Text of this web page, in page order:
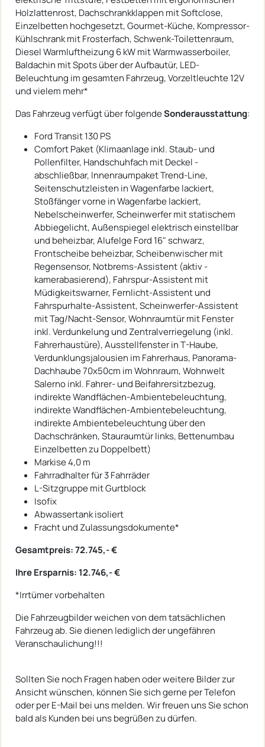
Holzlattenrost, Dachschrankklappen mit Softclose,
Einzelbetten hochgesetzt, Gourmet-Küche, Kompressor-
Kühlschrank mit Frosterfach, Schwenk-Toilettenraum,
Diesel Warmluftheizung 6 kW mit Warmwasserboiler,
Baldachin mit Spots über der Aufbautür, LED-
Beleuchtung im gesamten Fahrzeug, Vorzeltleuchte 12V
und vielem mehr*
Das Fahrzeug verfügt über folgendeSonderausstattung:
Ford Transit 130 PS
Comfort Paket (Klimaanlage inkl. Staub- und
Pollenfilter, Handschuhfach mit Deckel -
abschließbar, Innenraumpaket Trend-Line,
Seitenschutzleisten in Wagenfarbe lackiert,
Stoßfänger vorne in Wagenfarbe lackiert,
Nebelscheinwerfer, Scheinwerfer mit statischem
Abbiegelicht, Außenspiegel elektrisch einstellbar
und beheizbar, Alufelge Ford 16" schwarz,
Frontscheibe beheizbar, Scheibenwischer mit
Regensensor, Notbrems-Assistent (aktiv -
kamerabasierend), Fahrspur-Assistent mit
Müdigkeitswarner, Fernlicht-Assistent und
Fahrspurhalte-Assistent, Scheinwerfer-Assistent
mit Tag/Nacht-Sensor, Wohnraumtür mit Fenster
inkl. Verdunkelung und Zentralverriegelung (inkl.
Fahrerhaustüre), Ausstellfenster in T-Haube,
Verdunklungsjalousien im Fahrerhaus, Panorama-
Dachhaube 70x50cm im Wohnraum, Wohnwelt
Salerno inkl. Fahrer- und Beifahrersitzbezug,
indirekte Wandflächen-Ambientebeleuchtung,
indirekte Wandflächen-Ambientebeleuchtung,
indirekte Ambientebeleuchtung über den
Dachschränken, Stauraumtür links, Bettenumbau
Einzelbetten zu Doppelbett)
Markise 4,0 m
Fahrradhalter für 3 Fahrräder
L-Sitzgruppe mit Gurtblock
Isofix
Abwassertank isoliert
Fracht und Zulassungsdokumente*
Gesamtpreis: 72.745,- €
Ihre Ersparnis: 12.746,- €
*Irrtümer vorbehalten
Die Fahrzeugbilder weichen von dem tatsächlichen
Fahrzeug ab. Sie dienen lediglich der ungefähren
Veranschaulichung!!!
Sollten Sie noch Fragen haben oder weitere Bilder zur
Ansicht wünschen, können Sie sich gerne per Telefon
oder per E-Mail bei uns melden. Wir freuen uns Sie schon
bald als Kunden bei uns begrüßen zu dürfen.